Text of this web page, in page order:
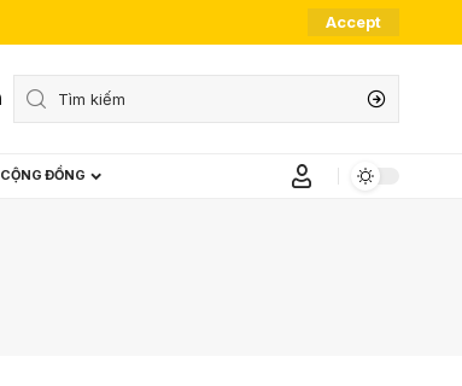
Accept
CỘNG ĐỒNG